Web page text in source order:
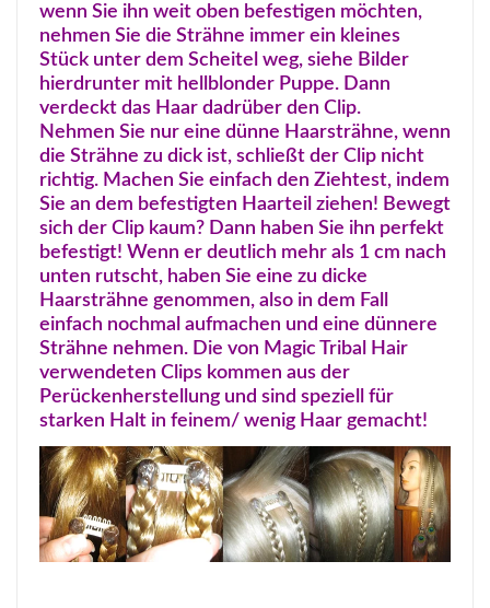
wenn Sie ihn weit oben befestigen möchten,
nehmen Sie die Strähne immer ein kleines
Stück unter dem Scheitel weg, siehe Bilder
hierdrunter mit hellblonder Puppe. Dann
verdeckt das Haar dadrüber den Clip.
Nehmen Sie nur eine dünne Haarsträhne, wenn
die Strähne zu dick ist, schließt der Clip nicht
richtig. Machen Sie einfach den Ziehtest, indem
Sie an dem befestigten Haarteil ziehen! Bewegt
sich der Clip kaum? Dann haben Sie ihn perfekt
befestigt! Wenn er deutlich mehr als 1 cm nach
unten rutscht, haben Sie eine zu dicke
Haarsträhne genommen, also in dem Fall
einfach nochmal aufmachen und eine dünnere
Strähne nehmen. Die von Magic Tribal Hair
verwendeten Clips kommen aus der
Perückenherstellung und sind speziell für
starken Halt in feinem/ wenig Haar gemacht!